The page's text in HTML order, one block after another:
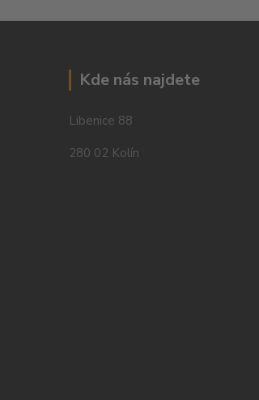
Kde nás najdete
Libenice 88
280 02 Kolín